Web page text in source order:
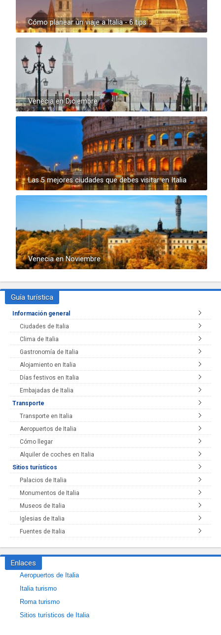
Cómo planear un viaje a Italia - 6 tips
Venecia en Diciembre
Las 5 mejores ciudades que debes visitar en Italia
Venecia en Noviembre
Guía turística
Información general
Ciudades de Italia
Clima de Italia
Gastronomía de Italia
Alojamiento en Italia
Días festivos en Italia
Embajadas de Italia
Transporte
Transporte en Italia
Aeropuertos de Italia
Cómo llegar
Alquiler de coches en Italia
Sitios turísticos
Palacios de Italia
Monumentos de Italia
Museos de Italia
Iglesias de Italia
Fuentes de Italia
Enlaces
Aeropuertos de Italia
Italia turismo
Roma turismo
Sitios turísticos de Italia